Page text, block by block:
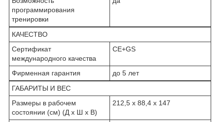
программирования
тренировки
КАЧЕСТВО
Сертификат
международного качества
CE+GS
Фирменная гарантия
до 5 лет
ГАБАРИТЫ И ВЕС
Размеры в рабочем
состоянии (см) (Д х Ш х В)
212,5 х 88,4 х 147